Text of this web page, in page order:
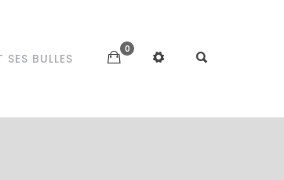
BULLES
0